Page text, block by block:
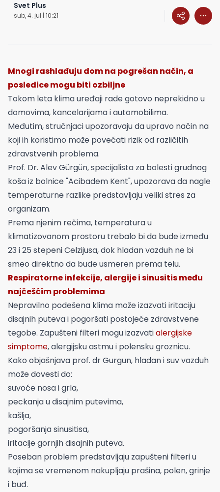
Svet Plus
sub, 4. jul | 10:21
Mnogi rashlađuju dom na pogrešan način, a
posledice mogu biti ozbiljne
Tokom leta klima uređaji rade gotovo neprekidno u
domovima, kancelarijama i automobilima.
Međutim, stručnjaci upozoravaju da upravo način na
koji ih koristimo može povećati rizik od različitih
zdravstvenih problema.
Prof. Dr. Alev Gürgün, specijalista za bolesti grudnog
koša iz bolnice "Acibadem Kent", upozorava da nagle
temperaturne razlike predstavljaju veliki stres za
organizam.
Prema njenim rečima, temperatura u
klimatizovanom prostoru trebalo bi da bude između
23 i 25 stepeni Celzijusa, dok hladan vazduh ne bi
smeo direktno da bude usmeren prema telu.
Respiratorne infekcije, alergije i sinusitis među
najčešćim problemima
Nepravilno podešena klima može izazvati iritaciju
disajnih puteva i pogoršati postojeće zdravstvene
tegobe. Zapušteni filteri mogu izazvatialergijske
simptome, alergijsku astmu i polensku groznicu.
Kako objašnjava prof. dr Gurgun, hladan i suv vazduh
može dovesti do:
suvoće nosa i grla,
peckanja u disajnim putevima,
kašlja,
pogoršanja sinusitisa,
iritacije gornjih disajnih puteva.
Poseban problem predstavljaju zapušteni filteri u
kojima se vremenom nakupljaju prašina, polen, grinje
i buđ.